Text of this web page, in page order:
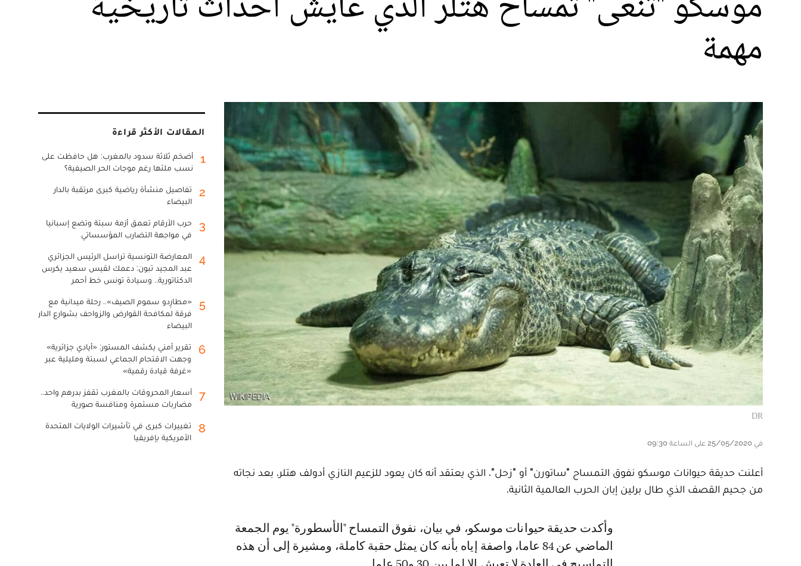
مهمة
DR
في 25/05/2020 على الساعة 09:30
أعلنت حديقة حيوانات موسكو نفوق التمساح "ساتورن" أو "زحل"، الذي يعتقد أنه كان يعود للزعيم النازي أدولف هتلر، بعد نجاته
من جحيم القصف الذي طال برلين إبان الحرب العالمية الثانية.
وأكدت حديقة حيوانات موسكو، في بيان، نفوق التمساح "الأسطورة" يوم الجمعة
الماضي عن 84 عاما، واصفة إياه بأنه كان يمثل حقبة كاملة، ومشيرة إلى أن هذه
المقالات الأكثر قراءة
1
أضخم ثلاثة سدود بالمغرب: هل حافظت على
نسب ملئها رغم موجات الحر الصيفية؟
2
تفاصيل منشأة رياضية كبرى مرتقبة بالدار
البيضاء
3
حرب الأرقام تعمق أزمة سبتة وتضع إسبانيا
في مواجهة التضارب المؤسساتي
4
المعارضة التونسية تراسل الرئيس الجزائري
عبد المجيد تبون: دعمك لقيس سعيد يكرس
الدكتاتورية.. وسيادة تونس خط أحمر
5
«مطارِدو سموم الصيف».. رحلة ميدانية مع
فرقة لمكافحة القوارض والزواحف بشوارع الدار
البيضاء
6
تقرير أمني يكشف المستور: «أيادي جزائرية»
وجهت الاقتحام الجماعي لسبتة ومليلية عبر
«غرفة قيادة رقمية»
7
أسعار المحروقات بالمغرب تقفز بدرهم واحد..
مضاربات مستمرة ومنافسة صورية
8
تغييرات كبرى في تأشيرات الولايات المتحدة
الأمريكية بإفريقيا